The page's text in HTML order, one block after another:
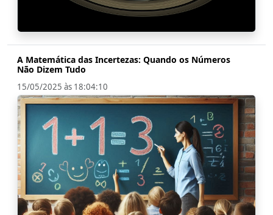
A Matemática das Incertezas: Quando os Números
Não Dizem Tudo
15/05/2025 às 18:04:10